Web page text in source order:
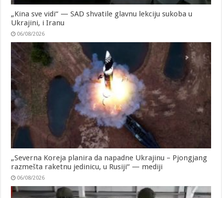
„Kina sve vidi“ — SAD shvatile glavnu lekciju sukoba u
Ukrajini, i Iranu
06/08/2026
„Severna Koreja planira da napadne Ukrajinu – Pjongjang
razmešta raketnu jedinicu, u Rusiji“ — mediji
06/08/2026